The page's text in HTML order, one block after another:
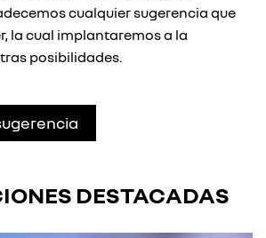
cualquier sugerencia que
la cual implantaremos a la
posibilidades.
DESTACADAS